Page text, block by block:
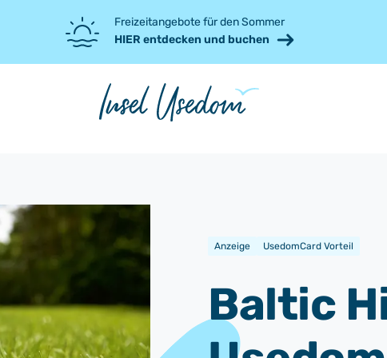
Freizeitangebote für den Sommer
HIER entdecken und buchen
Baltic
Anzeige UsedomCard Vorteil